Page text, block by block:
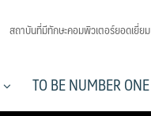
สถาบันที่มีทักษะคอมพิวเตอร์ยอดเยี่ยม
TO BE NUMBER ONE